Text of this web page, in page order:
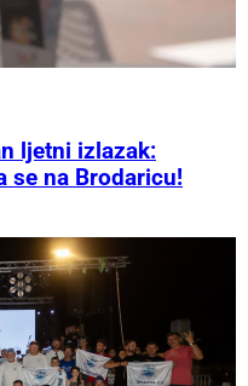
ljetni izlazak:
se na Brodaricu!